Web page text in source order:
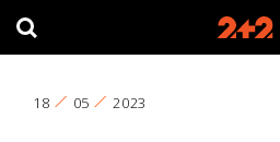
18 05 2023